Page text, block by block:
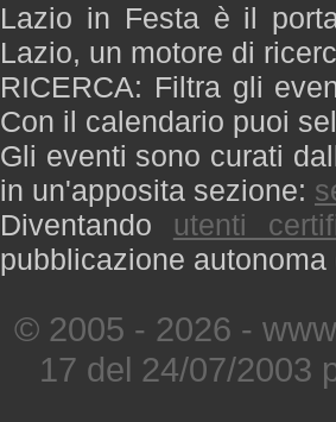
Lazio in Festa è il
Lazio, un motore di
RICERCA: Filtra gli
Con il calendario puoi
Gli eventi sono curati
in un'apposita sezione:
Diventando utenti
pubblicazione
© 2005 - 2026 -
17 del 24/07/2003